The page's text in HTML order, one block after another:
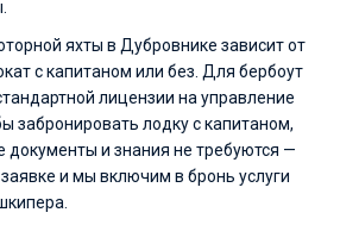
яхты в Дубровнике зависит от
с капитаном или без. Для бербоут
лицензии на управление
забронировать лодку с капитаном,
документы и знания не требуются —
и мы включим в бронь услуги